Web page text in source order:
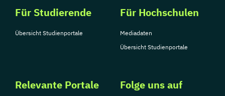
Für Studierende
Übersicht Studienportale
Für Hochschulen
Mediadaten
Übersicht Studienportale
Relevante Portale Folge uns auf